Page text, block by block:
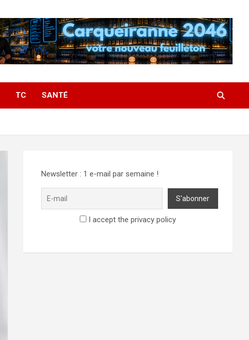
TC SANTÉ
Newsletter : 1 e-mail par semaine !
I accept the privacy policy